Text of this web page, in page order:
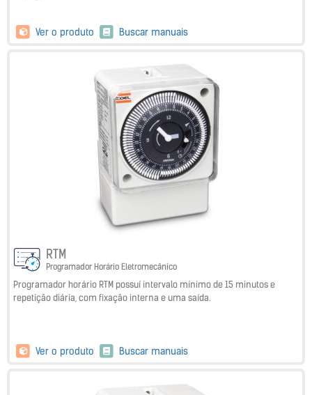
Ver o produto Buscar manuais
RTM
Programador Horário Eletromecânico
Programador horário RTM possuí intervalo mínimo de 15 minutos e
repetição diária, com fixação interna e uma saída.
Ver o produto Buscar manuais